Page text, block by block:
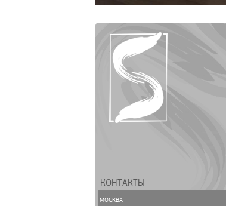
КОНТАКТЫ
МОСКВА